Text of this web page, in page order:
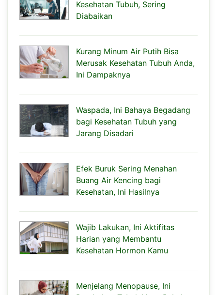
Kesehatan Tubuh, Sering
Diabaikan
Kurang Minum Air Putih Bisa
Merusak Kesehatan Tubuh Anda,
Ini Dampaknya
Waspada, Ini Bahaya Begadang
bagi Kesehatan Tubuh yang
Jarang Disadari
Efek Buruk Sering Menahan
Buang Air Kencing bagi
Kesehatan, Ini Hasilnya
Wajib Lakukan, Ini Aktifitas
Harian yang Membantu
Kesehatan Hormon Kamu
Menjelang Menopause, Ini